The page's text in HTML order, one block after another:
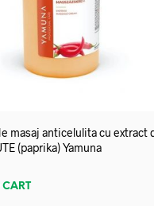
masaj anticelulita cu extract
(paprika) Yamuna